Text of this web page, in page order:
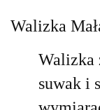
Walizka
Walizka
suwak i